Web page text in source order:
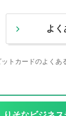
よく
トカードのよくあ